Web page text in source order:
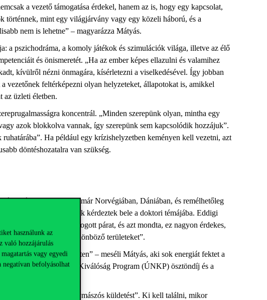
használunk az
való hozzájárulás
vagy egyedi
negatívan befolyásolhat
a vezető támogatása érdekel, hanem az is, hogy egy kapcsolat,
történnek, mint egy világjárvány vagy egy közeli háború, és a
nem is lehetne” – magyarázza Mátyás.
a pszichodráma, a komoly játékok és szimulációk világa, illetve az élő
és önismeretét. „Ha az ember képes ellazulni és valamihez
kívülről nézni önmagára, kísérletezni a viselkedésével. Így jobban
vezetőnek feltérképezni olyan helyzeteket, állapotokat is, amikkel
az üzleti életben.
koncentrál. „Minden szerepünk olyan, mintha egy
azok blokkolva vannak, így szerepünk sem kapcsolódik hozzájuk”.
Ha például egy krízishelyzetben keményen kell vezetni, azt
döntéshozatalra van szükség.
során. Ezt bemutatta már Norvégiában, Dániában, és remélhetőleg
szaktekintélyek kérdeztek bele a doktori témájába. Eddigi
negyedórában. Pislogott párat, és azt mondta, ez nagyon érdekes,
ami összeköthet különböző területeket”.
együtt egy projekten” – meséli Mátyás, aki sok energiát fektet a
iskola, az Új Nemzeti Kiválóság Program (ÚNKP) ösztöndíj és a
egészet, mint egy hegymászós küldetést”. Ki kell találni, mikor